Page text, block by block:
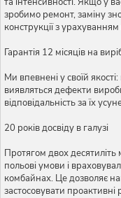
зробимо ремонт, заміну
конструкції з
Гарантія 12 місяців на
Ми впевнені у своїй
виявляться дефекти
відповідальність за їх
20 років досвіду в галузі
Протягом двох десятиліть
польові умови і
комбайнах. Це дозволяє
застосовувати проактивні